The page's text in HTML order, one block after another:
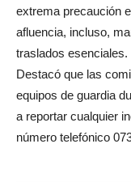
extrema precaución
afluencia, incluso,
traslados esenciales.
Destacó que las
equipos de guardia
a reportar cualquier
número telefónico